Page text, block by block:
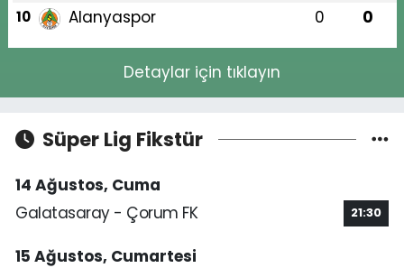
10 Alanyaspor 0 0
Detaylar için tıklayın
Süper Lig Fikstür
14 Ağustos, Cuma
Galatasaray - Çorum FK
21:30
15 Ağustos, Cumartesi